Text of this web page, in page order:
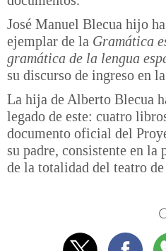
José Manuel Blecua hijo
ejemplar de la Gramática
gramática de la lengua
su discurso de ingreso en
La hija de Alberto Blecua
legado de este: cuatro
documento oficial del
su padre, consistente en
de la totalidad del teatro de
Twitter